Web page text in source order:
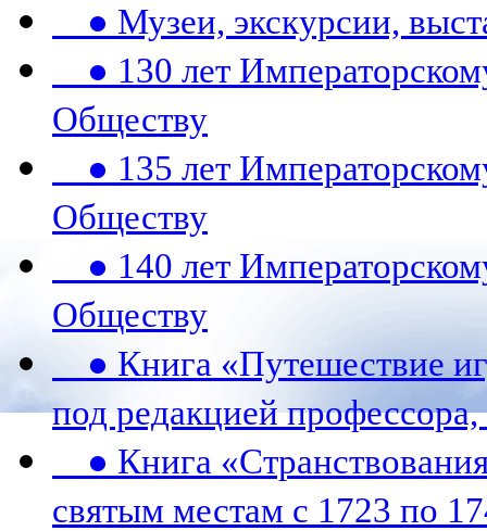
● Музеи, экскурсии,
● 130 лет
Обществу
● 135 лет
Обществу
● 140 лет
Обществу
● Книга «Путешествие
под редакцией
● Книга
святым местам с 1723 по